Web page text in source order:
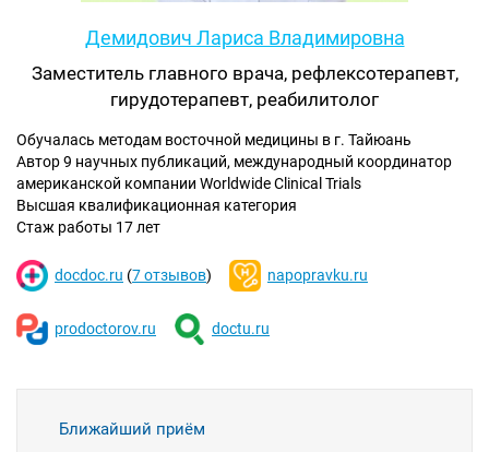
Демидович Лариса Владимировна
Заместитель главного врача, рефлексотерапевт,
гирудотерапевт, реабилитолог
Обучалась методам восточной медицины в г. Тайюань
Автор 9 научных публикаций, международный координатор
американской компании Worldwide Clinical Trials
Высшая квалификационная категория
Стаж работы 17 лет
docdoc.ru (7 отзывов) napopravku.ru
prodoctorov.ru doctu.ru
Ближайший приём